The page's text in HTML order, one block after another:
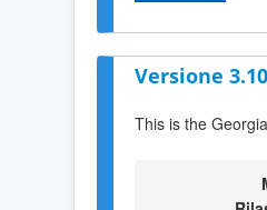
Versione
This is the